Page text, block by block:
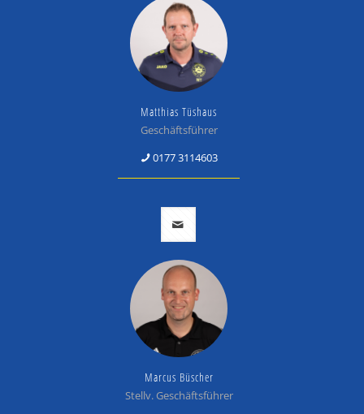
Matthias Tüshaus
Geschäftsführer
0177 3114603
Marcus Büscher
Stellv. Geschäftsführer